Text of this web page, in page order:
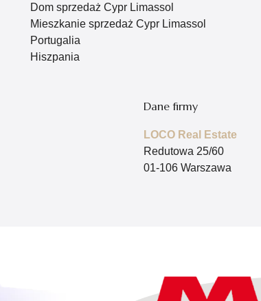
Dom sprzedaż Cypr Limassol
Mieszkanie sprzedaż Cypr Limassol
Portugalia
Hiszpania
Dane firmy
LOCO Real Estate
Redutowa 25/60
01-106 Warszawa